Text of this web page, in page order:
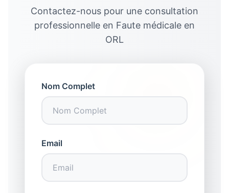
Contactez-nous pour une consultation
professionnelle en Faute médicale en
ORL
Nom Complet
Email